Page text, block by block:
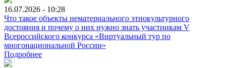
16.07.2026 - 10:28
Что такое объекты нематериального этнокультурного
достояния и почему о них нужно знать участникам V
Всероссийского конкурса «Виртуальный тур по
многонациональной России»
Подробнее